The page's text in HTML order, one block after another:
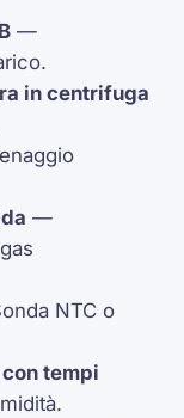
—
in centrifuga
—
NTC o
con tempi